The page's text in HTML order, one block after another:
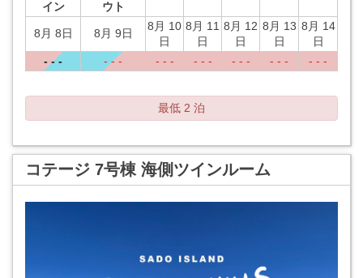
イン
ウト
8月 8日 8月 9日
8月 10
日
8月 11
日
8月 12
日
8月 13
日
8月 14
日
- - -
- - - - - - - - - - - - - - - - - -
最低 2 泊
コテージ 7号棟 海側ツインルーム